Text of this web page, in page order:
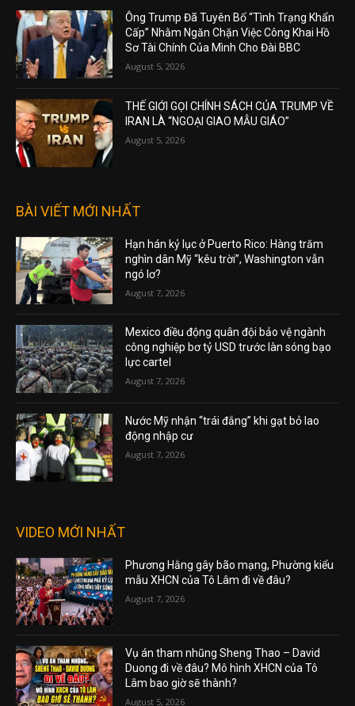
Ông Trump Đã Tuyên Bố “Tình Trạng Khẩn
Cấp” Nhằm Ngăn Chặn Việc Công Khai Hồ
Sơ Tài Chính Của Mình Cho Đài BBC
August 5, 2026
THẾ GIỚI GỌI CHÍNH SÁCH CỦA TRUMP VỀ
IRAN LÀ “NGOẠI GIAO MẪU GIÁO”
August 5, 2026
BÀI VIẾT MỚI NHẤT
Hạn hán kỷ lục ở Puerto Rico: Hàng trăm
nghìn dân Mỹ “kêu trời”, Washington vẫn
ngó lơ?
August 7, 2026
Mexico điều động quân đội bảo vệ ngành
công nghiệp bơ tỷ USD trước làn sóng bạo
lực cartel
August 7, 2026
Nước Mỹ nhận “trái đắng” khi gạt bỏ lao
động nhập cư
August 7, 2026
VIDEO MỚI NHẤT
Phương Hằng gây bão mạng, Phường kiểu
mẫu XHCN của Tô Lâm đi về đâu?
August 7, 2026
Vụ án tham nhũng Sheng Thao – David
Duong đi về đâu? Mô hình XHCN của Tô
Lâm bao giờ sẽ thành?
August 5, 2026